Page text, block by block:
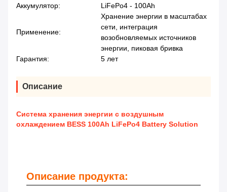
Аккумулятор:
LiFePo4 - 100Ah
Применение:
Хранение энергии в масштабах
сети, интеграция
возобновляемых источников
энергии, пиковая бривка
Гарантия:
5 лет
Описание
Система хранения энергии с воздушным
охлаждением BESS 100Ah LiFePo4 Battery Solution
Описание продукта: